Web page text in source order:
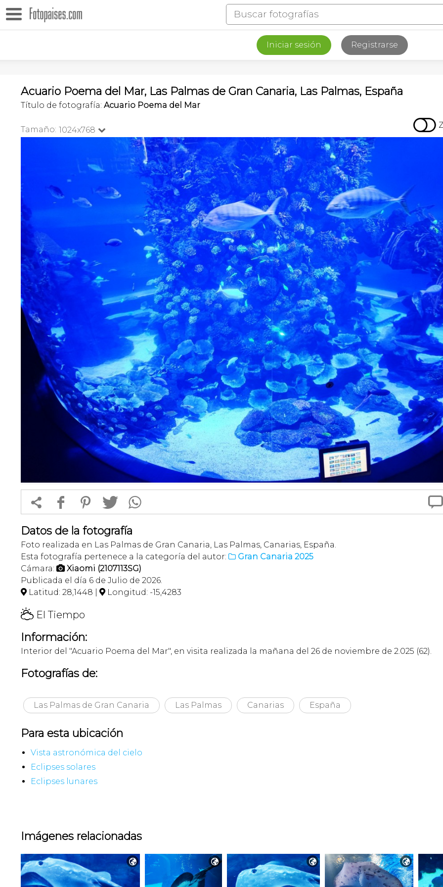
Iniciar sesión Registrarse
Acuario Poema del Mar, Las Palmas de Gran Canaria, Las Palmas, España
Título de fotografía: Acuario Poema del Mar
Tamaño: 1024x768  
 f 1 T  
Datos de la fotografía
Foto realizada en Las Palmas de Gran Canaria, Las Palmas, Canarias, España.
Esta fotografía pertenece a la categoría del autor:  Gran Canaria 2025
Cámara:  Xiaomi (2107113SG)
Publicada el día 6 de Julio de 2026.
 Latitud: 28,1448 |  Longitud: -15,4283
H El Tiempo
Información:
Interior del "Acuario Poema del Mar", en visita realizada la mañana del 26 de noviembre de 2.025 (62).
Fotografías de:
Las Palmas de Gran Canaria Las Palmas Canarias España
Para esta ubicación
Vista astronómica del cielo
Eclipses solares
Eclipses lunares
Imágenes relacionadas
   